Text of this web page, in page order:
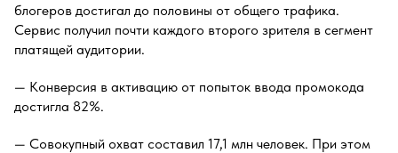
блогеров достигал до половины от общего трафика.
Сервис получил почти каждого второго зрителя в сегмент
платящей аудитории.
— Конверсия в активацию от попыток ввода промокода
достигла 82%.
— Совокупный охват составил 17,1 млн человек. При этом